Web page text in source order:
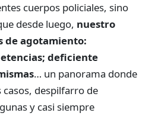
cuerpos policiales, sino
desde luego, nuestro
de agotamiento:
deficiente
… un panorama donde
casos, despilfarro de
y casi siempre